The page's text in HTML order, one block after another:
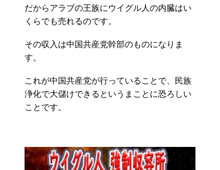
だからアラブの王族にウイグル人の内臓はい
くらでも売れるのです。
その収入は中国共産党幹部のものになりま
す。
これが中国共産党が行っていることで、民族
浄化で大儲けできるというまことに恐ろしい
ことです。